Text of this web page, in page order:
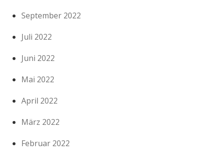
September 2022
Juli 2022
Juni 2022
Mai 2022
April 2022
März 2022
Februar 2022